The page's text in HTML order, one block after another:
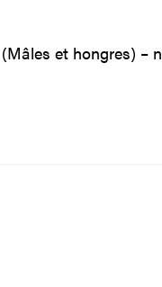
et hongres) –